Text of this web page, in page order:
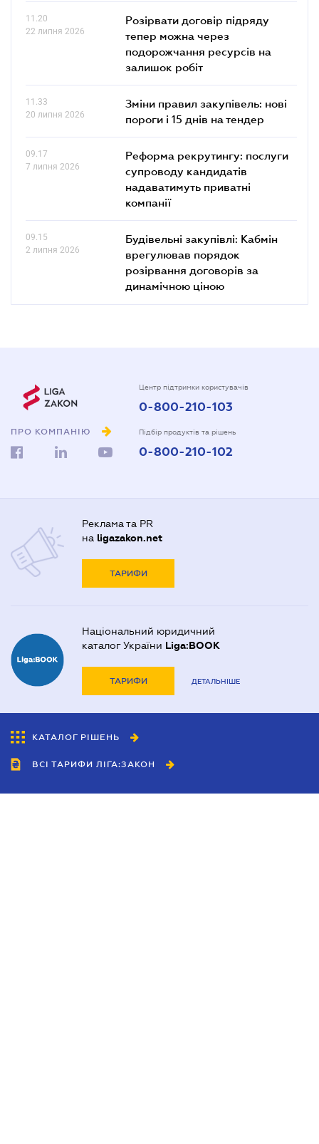
11.20
22 липня 2026
Розірвати договір підряду
тепер можна через
подорожчання ресурсів на
залишок робіт
11.33
20 липня 2026
Зміни правил закупівель: нові
пороги і 15 днів на тендер
09.17
7 липня 2026
Реформа рекрутингу: послуги
супроводу кандидатів
надаватимуть приватні
компанії
09.15
2 липня 2026
Будівельні закупівлі: Кабмін
врегулював порядок
розірвання договорів за
динамічною ціною
ПРО КОМПАНІЮ
Центр підтримки користувачів
0-800-210-103
Підбір продуктів та рішень
0-800-210-102
Реклама та PR
на ligazakon.net
ТАРИФИ
Національний юридичний
каталог України Liga:BOOK
ТАРИФИ ДЕТАЛЬНІШЕ
КАТАЛОГ РІШЕНЬ
ВСІ ТАРИФИ ЛІГА:ЗАКОН